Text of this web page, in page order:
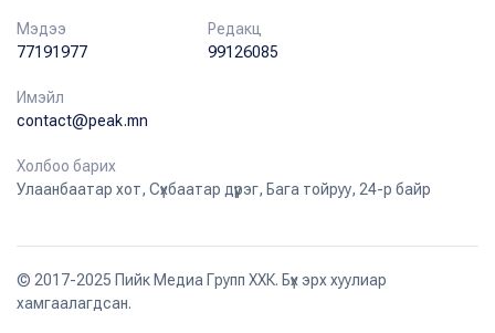
Мэдээ
77191977
Редакц
99126085
Имэйл
contact@peak.mn
Холбоо барих
Улаанбаатар хот, Сүхбаатар дүүрэг, Бага тойруу, 24-р байр
© 2017-2025 Пийк Медиа Групп ХХК. Бүх эрх хуулиар
хамгаалагдсан.